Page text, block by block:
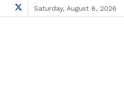
Saturday, August 8, 2026